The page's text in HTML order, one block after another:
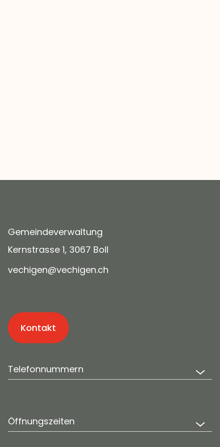
Gemeindeverwaltung
Kernstrasse 1, 3067 Boll
v ch g n v ch g n ch
Kontakt
Telefonnummern
Öffnungszeiten